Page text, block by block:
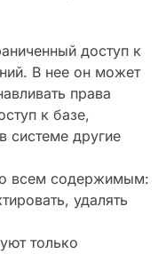
доступ к
В нее он может
права
к базе,
системе другие
всем содержимым:
удалять
только